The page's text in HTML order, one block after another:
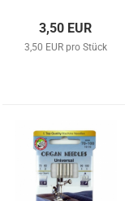
3,50 EUR
3,50 EUR pro Stück